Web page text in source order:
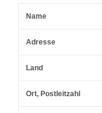
Name
Adresse
Land
Ort, Postleitzahl